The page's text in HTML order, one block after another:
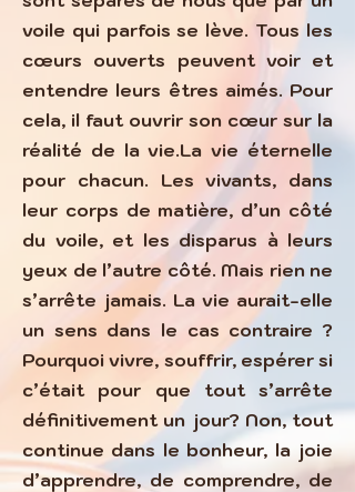
voile qui parfois se lève. Tous les
cœurs ouverts peuvent voir et
entendre leurs êtres aimés. Pour
cela, il faut ouvrir son cœur sur la
réalité de la vie.La vie éternelle
pour chacun. Les vivants, dans
leur corps de matière, d’un côté
du voile, et les disparus à leurs
yeux de l’autre côté. Mais rien ne
s’arrête jamais. La vie aurait-elle
un sens dans le cas contraire ?
Pourquoi vivre, souffrir, espérer si
c’était pour que tout s’arrête
définitivement un jour? Non, tout
continue dans le bonheur, la joie
d’apprendre, de comprendre, de